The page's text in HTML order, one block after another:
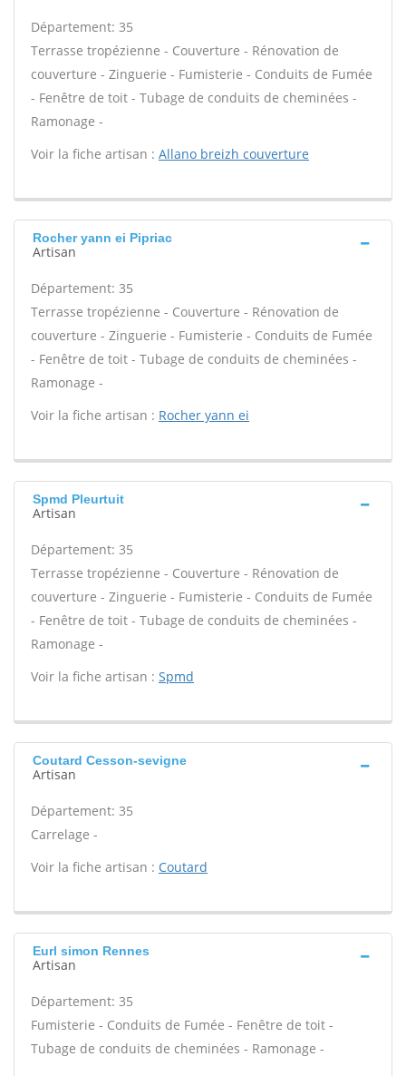
Département: 35
Terrasse tropézienne - Couverture - Rénovation de
couverture - Zinguerie - Fumisterie - Conduits de Fumée
- Fenêtre de toit - Tubage de conduits de cheminées -
Ramonage -
Voir la fiche artisan : Allano breizh couverture
Rocher yann ei Pipriac
Artisan
Département: 35
Terrasse tropézienne - Couverture - Rénovation de
couverture - Zinguerie - Fumisterie - Conduits de Fumée
- Fenêtre de toit - Tubage de conduits de cheminées -
Ramonage -
Voir la fiche artisan : Rocher yann ei
Spmd Pleurtuit
Artisan
Département: 35
Terrasse tropézienne - Couverture - Rénovation de
couverture - Zinguerie - Fumisterie - Conduits de Fumée
- Fenêtre de toit - Tubage de conduits de cheminées -
Ramonage -
Voir la fiche artisan : Spmd
Coutard Cesson-sevigne
Artisan
Département: 35
Carrelage -
Voir la fiche artisan : Coutard
Eurl simon Rennes
Artisan
Département: 35
Fumisterie - Conduits de Fumée - Fenêtre de toit -
Tubage de conduits de cheminées - Ramonage -